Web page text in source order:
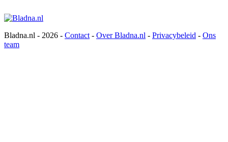
Bladna.nl - 2026 - Contact - Over Bladna.nl - Privacybeleid - Ons
team